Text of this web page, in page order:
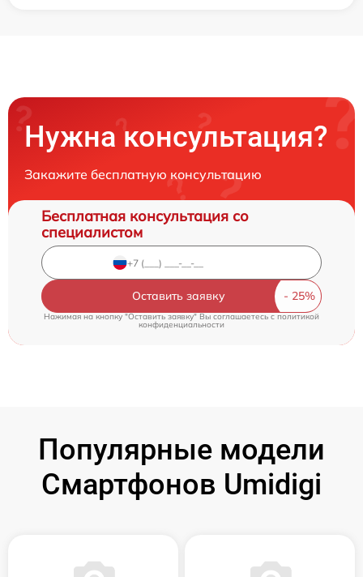
Нужна консультация?
Закажите бесплатную консультацию
Бесплатная консультация со
специалистом
Оставить заявку
Нажимая на кнопку "Оставить заявку" Вы соглашаетесь c политикой
конфиденциальности
Популярные модели
Смартфонов Umidigi